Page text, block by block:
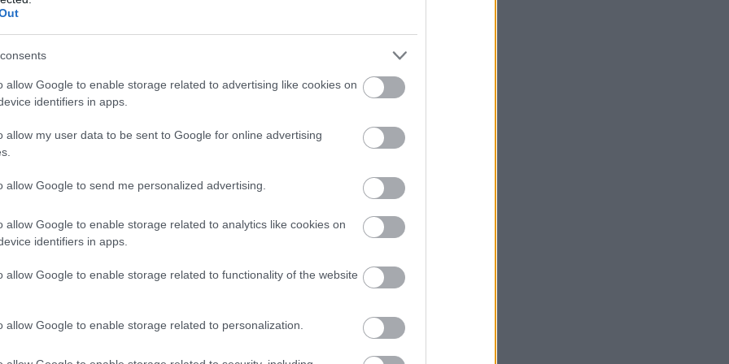
allow Google to enable storage related to advertising like cookies on
identifiers in apps.
allow my user data to be sent to Google for online advertising
allow Google to send me personalized advertising.
allow Google to enable storage related to analytics like cookies on
identifiers in apps.
allow Google to enable storage related to functionality of the website
allow Google to enable storage related to personalization.
būs īsts murgs
jau tagad!
pētnieks un mūzikas
Vāvere
tas ir mutes dobumam draudzīgs, satur